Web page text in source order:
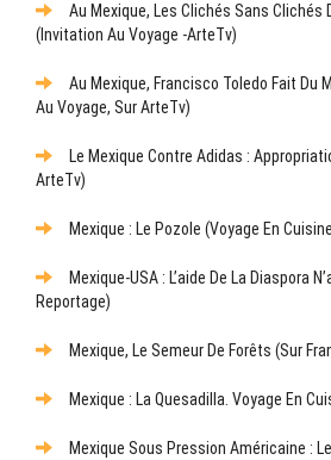
Au Mexique, Les Clichés Sans Clichés
(Invitation Au Voyage -ArteTv)
Au Mexique, Francisco Toledo Fait Du
Au Voyage, Sur ArteTv)
Le Mexique Contre Adidas :
ArteTv)
Mexique : Le Pozole (Voyage En
Mexique-USA : L’aide De La Diaspora
Reportage)
Mexique, Le Semeur De Forêts (sur
Mexique : La Quesadilla. Voyage En
Mexique Sous Pression Américaine :